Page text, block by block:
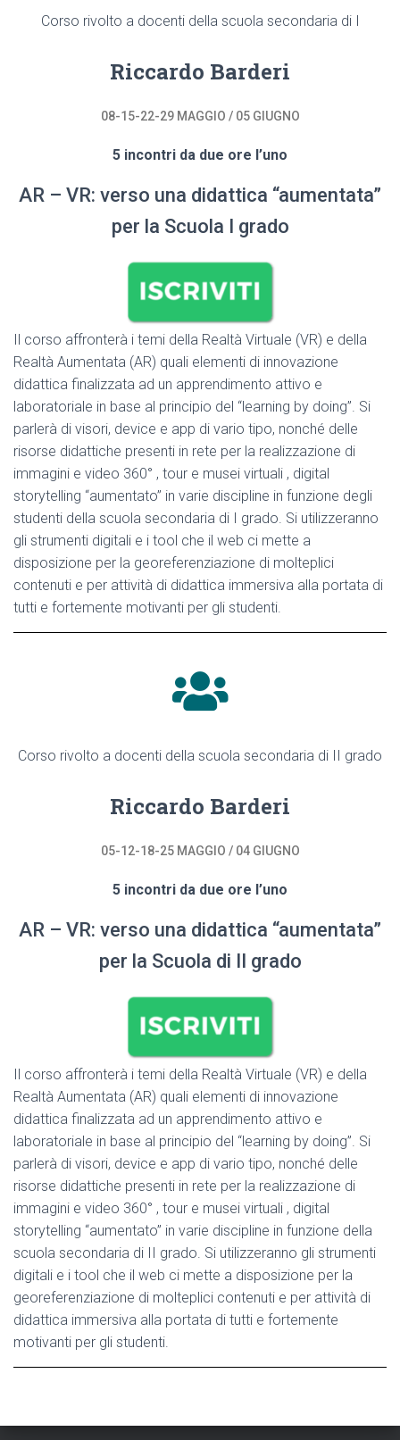
Corso rivolto a docenti della scuola secondaria di I
Riccardo Barderi
08-15-22-29 MAGGIO / 05 GIUGNO
5 incontri da due ore l’uno
AR – VR: verso una didattica “aumentata”
per la Scuola I grado
Il corso affronterà i temi della Realtà Virtuale (VR) e della
Realtà Aumentata (AR) quali elementi di innovazione
didattica finalizzata ad un apprendimento attivo e
laboratoriale in base al principio del “learning by doing”. Si
parlerà di visori, device e app di vario tipo, nonché delle
risorse didattiche presenti in rete per la realizzazione di
immagini e video 360° , tour e musei virtuali , digital
storytelling “aumentato” in varie discipline in funzione degli
studenti della scuola secondaria di I grado. Si utilizzeranno
gli strumenti digitali e i tool che il web ci mette a
disposizione per la georeferenziazione di molteplici
contenuti e per attività di didattica immersiva alla portata di
tutti e fortemente motivanti per gli studenti.
Corso rivolto a docenti della scuola secondaria di II grado
Riccardo Barderi
05-12-18-25 MAGGIO / 04 GIUGNO
5 incontri da due ore l’uno
AR – VR: verso una didattica “aumentata”
per la Scuola di II grado
Il corso affronterà i temi della Realtà Virtuale (VR) e della
Realtà Aumentata (AR) quali elementi di innovazione
didattica finalizzata ad un apprendimento attivo e
laboratoriale in base al principio del “learning by doing”. Si
parlerà di visori, device e app di vario tipo, nonché delle
risorse didattiche presenti in rete per la realizzazione di
immagini e video 360° , tour e musei virtuali , digital
storytelling “aumentato” in varie discipline in funzione della
scuola secondaria di II grado. Si utilizzeranno gli strumenti
digitali e i tool che il web ci mette a disposizione per la
georeferenziazione di molteplici contenuti e per attività di
didattica immersiva alla portata di tutti e fortemente
motivanti per gli studenti.